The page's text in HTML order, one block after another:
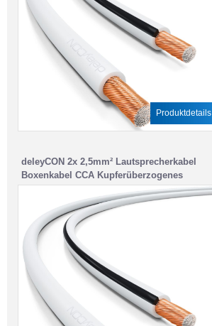
Produktdetails
deleyCON 2x 2,5mm² Lautsprecherkabel
Boxenkabel CCA Kupferüberzogenes
Aluminium 2x50x0,25mm Litze – Weiß